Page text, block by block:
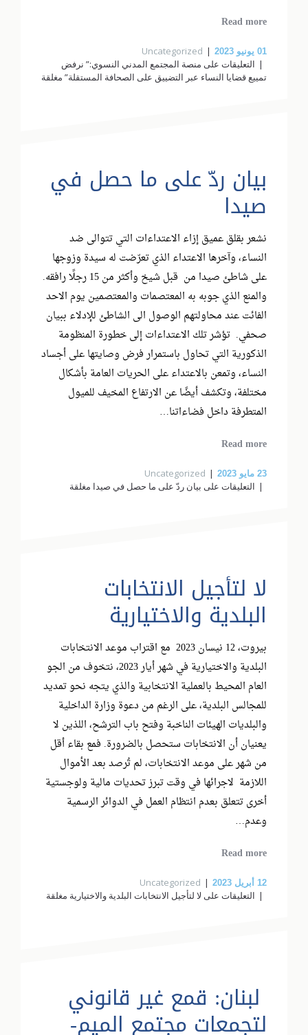
Read more
01 يونيو 2023
Uncategorized
التعليقات على منصة المجتمع المدني النسوي:” نرفض
تمييع قضايا النساء عبر التضييق على الصحافة المستقلة” مغلقة
بيان ردّ على ما حصل في
صيدا
نشعر بقلق عميق إزاء الاعتداءات التي تتوالى ضد
النساء، وآخرها الاعتداء الذي تعرّضت له سيدة وزوجها
على شاطئ صيدا من قبل شيخ وأكثر من 15 رجلًا رافقه.
والمنع الذي جوبه به المعتصمات والمعتصمين يوم الاحد
الفائت عند محاولتهم الوصول الى الشاطئ للإدلاء ببيان
صحفي. تؤشر تلك الاعتداءات إلى خطورة المنظومة
الذكورية التي تحاول باستمرار فرض وصايتها على أجساد
النساء، وتمعن بالاعتداء على الحريات العامة بأشكال
مختلفة، وتكشف أيضًا عن الارتفاع المخيف للميول
المتطرفة داخل فضاءاتنا…
Read more
23 مايو 2023
Uncategorized
التعليقات على بيان ردّ على ما حصل في صيدا مغلقة
لا لتأجيل الانتخابات
البلدية والاختيارية
بيروت، 12 نيسان 2023 مع اقتراب موعد الانتخابات
البلدية والاختيارية في شهر أيار 2023، نتخوف من الجو
العام المحيط بالعملية الانتخابية والذي يتجه نحو تمديد
للمجالس البلدية، على الرغم من دعوة وزارة الداخلية
والبلديات الهيئات الناخبة وفتح باب الترشح، اللذين لا
يعنيان أن الانتخابات ستحصل بالضرورة. فمع بقاء أقل
من شهر على موعد الانتخابات، لم تُرصد بعد الأموال
اللازمة لاجرائها في وقت تبرز تحديات مالية ولوجستية
أخرى تتعلق بعدم انتظام العمل في الدوائر الرسمية
وعدم…
Read more
12 أبريل 2023
Uncategorized
التعليقات على لا لتأجيل الانتخابات البلدية والاختيارية مغلقة
لبنان: قمع غير قانوني
لتجمعات مجتمع الميم-